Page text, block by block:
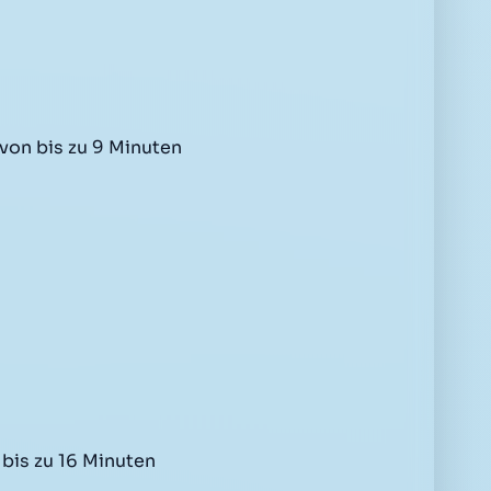
bis zu 9 Minuten
zu 16 Minuten